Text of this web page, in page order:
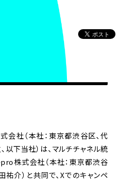
会社（本社：東京都渋谷区、代
以下当社）は、マルチチャネル統
株式会社（本社：東京都渋谷
祐介）と共同で、Xでのキャンペ